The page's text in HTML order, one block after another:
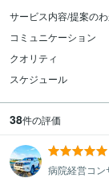
サービス内容/提案の
コミュニケーション
クオリティ
スケジュール
38件の評価
病院経営コン